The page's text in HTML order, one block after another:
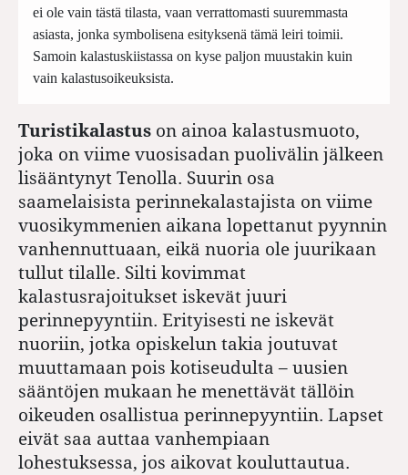
ei ole vain tästä tilasta, vaan verrattomasti suuremmasta
asiasta, jonka symbolisena esityksenä tämä leiri toimii.
Samoin kalastuskiistassa on kyse paljon muustakin kuin
vain kalastusoikeuksista.
Turistikalastus on ainoa kalastusmuoto,
joka on viime vuosisadan puolivälin jälkeen
lisääntynyt Tenolla. Suurin osa
saamelaisista perinnekalastajista on viime
vuosikymmenien aikana lopettanut pyynnin
vanhennuttuaan, eikä nuoria ole juurikaan
tullut tilalle. Silti kovimmat
kalastusrajoitukset iskevät juuri
perinnepyyntiin. Erityisesti ne iskevät
nuoriin, jotka opiskelun takia joutuvat
muuttamaan pois kotiseudulta – uusien
sääntöjen mukaan he menettävät tällöin
oikeuden osallistua perinne­pyyntiin. Lapset
eivät saa auttaa vanhempiaan
lohestuksessa, jos aikovat kouluttautua.